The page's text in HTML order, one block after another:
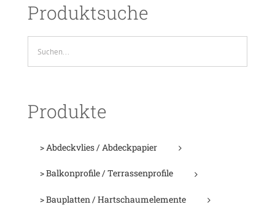
Produktsuche
Produkte
> Abdeckvlies / Abdeckpapier
> Balkonprofile / Terrassenprofile
> Bauplatten / Hartschaumelemente